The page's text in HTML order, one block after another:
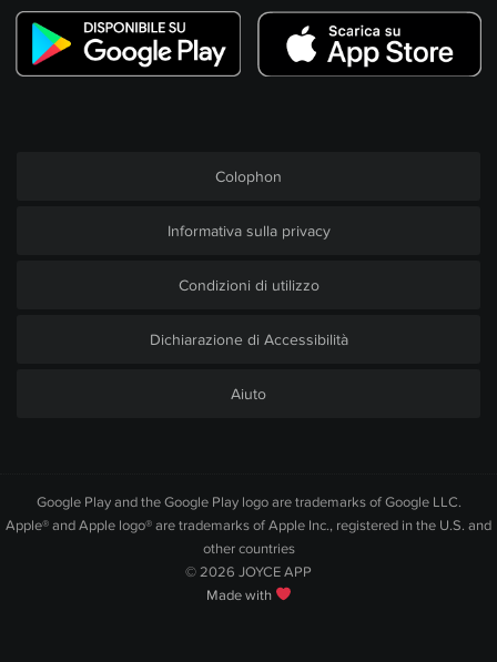
Colophon
Informativa sulla privacy
Condizioni di utilizzo
Dichiarazione di Accessibilità
Aiuto
Google Play and the Google Play logo are trademarks of Google LLC.
Apple® and Apple logo® are trademarks of Apple Inc., registered in the U.S. and
other countries
© 2026 JOYCE APP
Made with